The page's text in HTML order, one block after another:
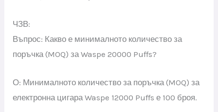
ЧЗВ:
Въпрос: Какво е минималното количество за
поръчка (MOQ) за Waspe 20000 Puffs?
О: Минималното количество за поръчка (MOQ) за
електронна цигара Waspe 12000 Puffs е 100 броя.